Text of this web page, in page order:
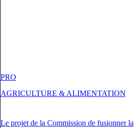
Le projet de la Commission de fusionner la
PRO
AGRICULTURE & ALIMENTATION